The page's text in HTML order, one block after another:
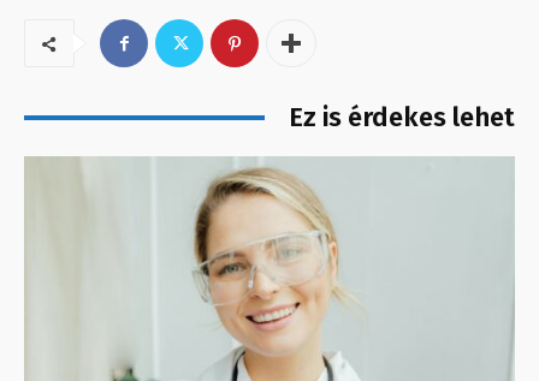
Ez is érdekes lehet